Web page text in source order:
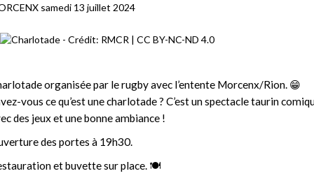
samedi 13 juillet 2024
organisée par le rugby avec l’entente Morcenx/Rion. 😁
vous ce qu’est une charlotade ? C’est un spectacle taurin
des jeux et une bonne ambiance !
des portes à 19h30.
et buvette sur place. 🍽